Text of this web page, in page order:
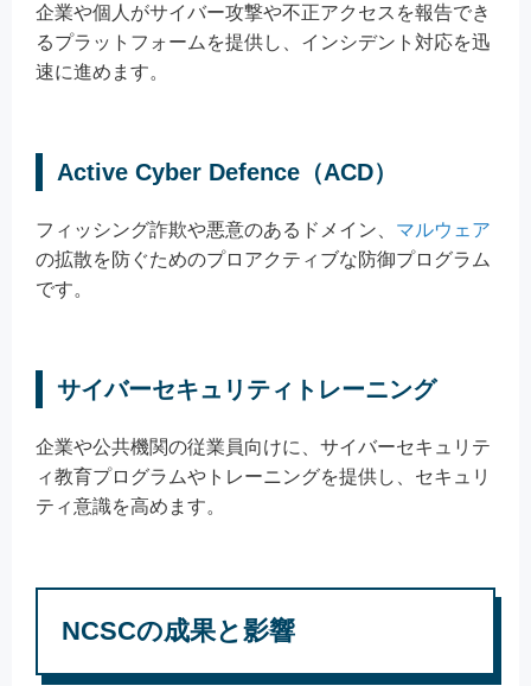
企業や個人がサイバー攻撃や不正アクセスを報告でき
るプラットフォームを提供し、インシデント対応を迅
速に進めます。
Active Cyber Defence（ACD）
フィッシング詐欺や悪意のあるドメイン、 マルウェア
の拡散を防ぐためのプロアクティブな防御プログラム
です。
サイバーセキュリティトレーニング
企業や公共機関の従業員向けに、サイバーセキュリテ
ィ教育プログラムやトレーニングを提供し、セキュリ
ティ意識を高めます。
NCSCの成果と影響